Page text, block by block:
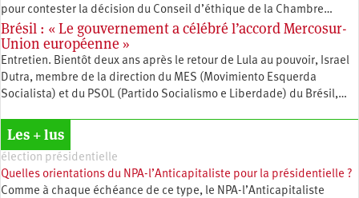
pour contester la décision du Conseil d’éthique de la Chambre…
Brésil : « Le gouvernement a célébré l’accord Mercosur-
Union européenne »
Entretien. Bientôt deux ans après le retour de Lula au pouvoir, Israel
Dutra, membre de la direction du MES (Movimiento Esquerda
Socialista) et du PSOL (Partido Socialismo e Liberdade) du Brésil,…
Les + lus
élection présidentielle
Quelles orientations du NPA-l’Anticapitaliste pour la présidentielle ?
Comme à chaque échéance de ce type, le NPA-l’Anticapitaliste